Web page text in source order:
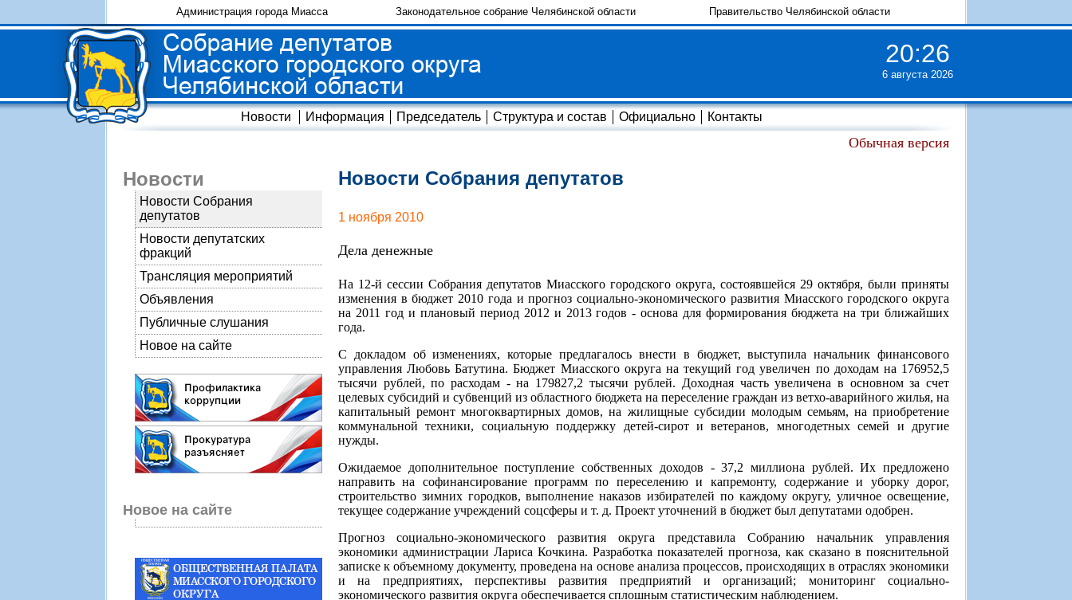
Администрация города Миасса Законодательное собрание Челябинской области Правительство Челябинской области
20:26
6 августа 2026
Новости Информация Председатель Структура и состав Официально Контакты
Обычная версия
Новости
Новости Собрания
депутатов
Новости депутатских
фракций
Трансляция мероприятий
Объявления
Публичные слушания
Новое на сайте
Новое на сайте
Новости Собрания депутатов
1 ноября 2010
Дела денежные
На 12-й сессии Собрания депутатов Миасского городского округа, состоявшейся 29 октября, были приняты
изменения в бюджет 2010 года и прогноз социально-экономического развития Миасского городского округа
на 2011 год и плановый период 2012 и 2013 годов - основа для формирования бюджета на три ближайших
года.
С докладом об изменениях, которые предлагалось внести в бюджет, выступила начальник финансового
управления Любовь Батутина. Бюджет Миасского округа на текущий год увеличен по доходам на 176952,5
тысячи рублей, по расходам - на 179827,2 тысячи рублей. Доходная часть увеличена в основном за счет
целевых субсидий и субвенций из областного бюджета на переселение граждан из ветхо-аварийного жилья, на
капитальный ремонт многоквартирных домов, на жилищные субсидии молодым семьям, на приобретение
коммунальной техники, социальную поддержку детей-сирот и ветеранов, многодетных семей и другие
нужды.
Ожидаемое дополнительное поступление собственных доходов - 37,2 миллиона рублей. Их предложено
направить на софинансирование программ по переселению и капремонту, содержание и уборку дорог,
строительство зимних городков, выполнение наказов избирателей по каждому округу, уличное освещение,
текущее содержание учреждений соцсферы и т. д. Проект уточнений в бюджет был депутатами одобрен.
Прогноз социально-экономического развития округа представила Собранию начальник управления
экономики администрации Лариса Кочкина. Разработка показателей прогноза, как сказано в пояснительной
записке к объемному документу, проведена на основе анализа процессов, происходящих в отраслях экономики
и на предприятиях, перспективы развития предприятий и организаций; мониторинг социально-
экономического развития округа обеспечивается сплошным статистическим наблюдением.